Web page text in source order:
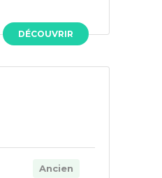
DÉCOUVRIR
Ancien